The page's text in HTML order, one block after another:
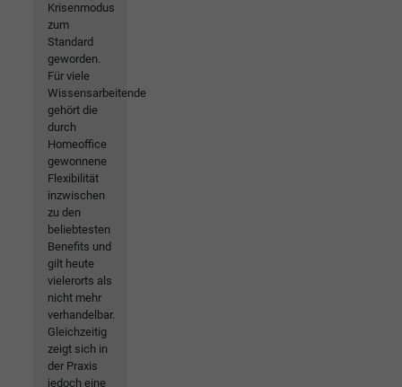
Krisenmodus
zum
Standard
geworden.
Für viele
Wissensarbeitende
gehört die
durch
Homeoffice
gewonnene
Flexibilität
inzwischen
zu den
beliebtesten
Benefits und
gilt heute
vielerorts als
nicht mehr
verhandelbar.
Gleichzeitig
zeigt sich in
der Praxis
jedoch eine